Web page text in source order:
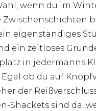
wenn du im
eigenständiges
ein zeitloses
in jedermanns
ob du auf
der
Shackets sind da,